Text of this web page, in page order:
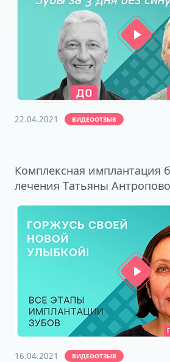
22.04.2021 ВИДЕООТЗЫВ
Комплексная имплантация
лечения Татьяны
16.04.2021 ВИДЕООТЗЫВ